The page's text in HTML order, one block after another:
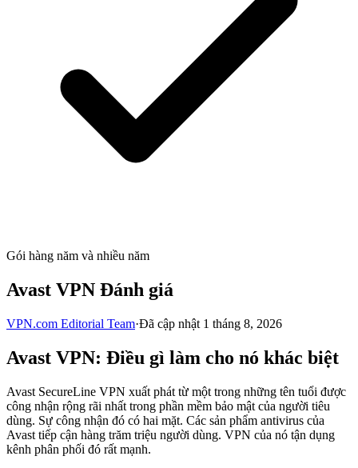
Gói hàng năm và nhiều năm
Avast VPN Đánh giá
VPN.com Editorial Team·Đã cập nhật 1 tháng 8, 2026
Avast VPN: Điều gì làm cho nó khác biệt
Avast SecureLine VPN xuất phát từ một trong những tên tuổi được
công nhận rộng rãi nhất trong phần mềm bảo mật của người tiêu
dùng. Sự công nhận đó có hai mặt. Các sản phẩm antivirus của
Avast tiếp cận hàng trăm triệu người dùng. VPN của nó tận dụng
kênh phân phối đó rất mạnh.